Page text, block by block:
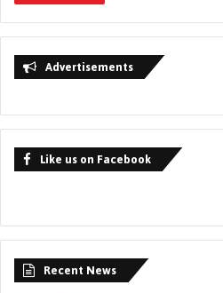
Advertisements
Like us on Facebook
Recent News